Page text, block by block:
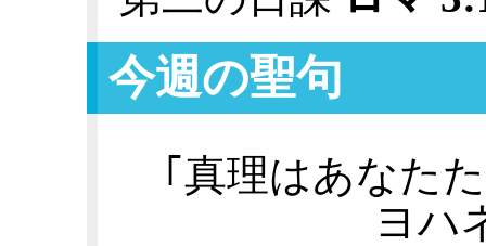
今週の聖句
｢真理はあなた
ヨハ